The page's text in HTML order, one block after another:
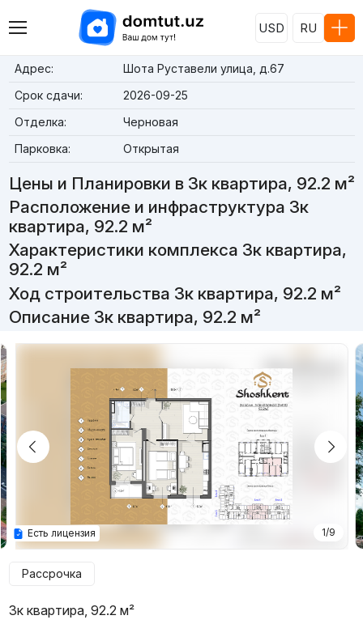
USD RU
Адрес:
Шота Руставели улица, д.67
Срок сдачи:
2026-09-25
Отделка:
Черновая
Парковка:
Открытая
Цены и Планировки в 3к квартира, 92.2 м²
Расположение и инфраструктура 3к
квартира, 92.2 м²
Характеристики комплекса 3к квартира,
92.2 м²
Ход строительства 3к квартира, 92.2 м²
Описание 3к квартира, 92.2 м²
1/9
Есть лицензия
Рассрочка
3к квартира, 92.2 м²